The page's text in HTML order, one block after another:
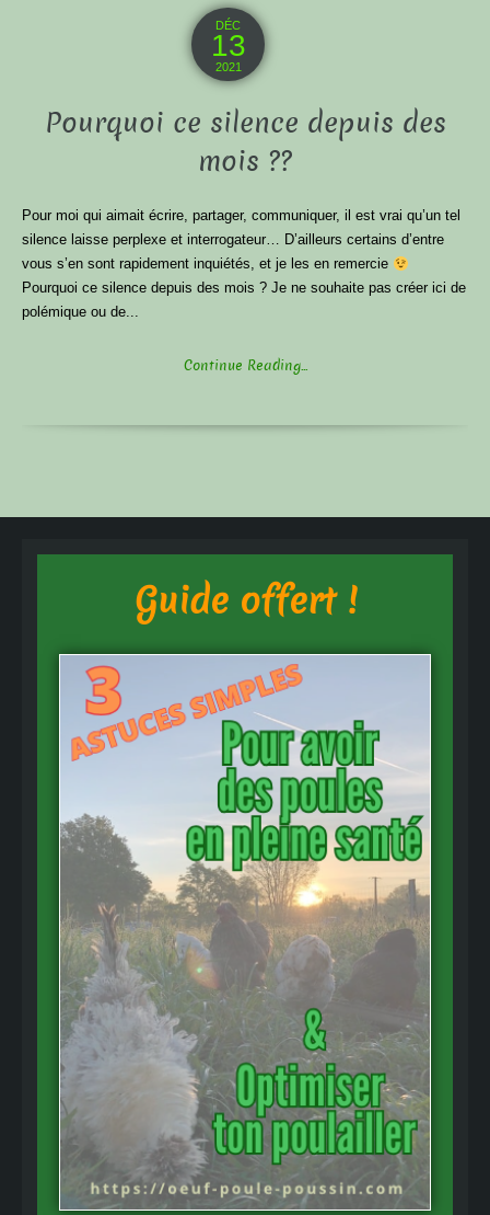
DÉC
13
2021
Pourquoi ce silence depuis des
mois ??
Pour moi qui aimait écrire, partager, communiquer, il est vrai qu’un tel
silence laisse perplexe et interrogateur… D’ailleurs certains d’entre
vous s’en sont rapidement inquiétés, et je les en remercie
Pourquoi ce silence depuis des mois ? Je ne souhaite pas créer ici de
polémique ou de...
Continue Reading...
Guide offert !